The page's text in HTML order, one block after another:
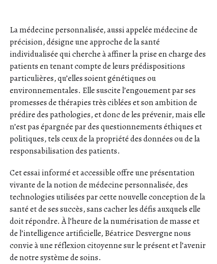
La médecine personnalisée, aussi appelée médecine de
précision, désigne une approche de la santé
individualisée qui cherche à affiner la prise en charge des
patients en tenant compte de leurs prédispositions
particulières, qu’elles soient génétiques ou
environnementales. Elle suscite l’engouement par ses
promesses de thérapies très ciblées et son ambition de
prédire des pathologies, et donc de les prévenir, mais elle
n’est pas épargnée par des questionnements éthiques et
politiques, tels ceux de la propriété des données ou de la
responsabilisation des patients.
Cet essai informé et accessible offre une présentation
vivante de la notion de médecine personnalisée, des
technologies utilisées par cette nouvelle conception de la
santé et de ses succès, sans cacher les défis auxquels elle
doit répondre. À l’heure de la numérisation de masse et
de l’intelligence artificielle, Béatrice Desvergne nous
convie à une réflexion citoyenne sur le présent et l’avenir
de notre système de soins.